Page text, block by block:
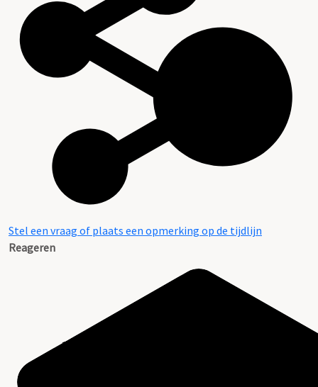
Stel een vraag of plaats een opmerking op de tijdlijn
Reageren